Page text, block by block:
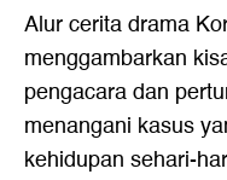
Alur cerita drama
menggambarkan
pengacara dan
menangani kasus
kehidupan sehari-